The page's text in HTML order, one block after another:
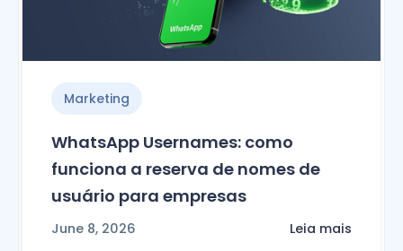
Marketing
WhatsApp Usernames: como
funciona a reserva de nomes de
usuário para empresas
June 8, 2026 Leia mais